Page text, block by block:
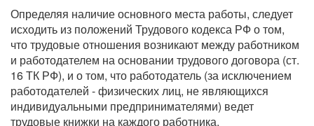
Определяя наличие основного места работы, следует
исходить из положений Трудового кодекса РФ о том,
что трудовые отношения возникают между работником
и работодателем на основании трудового договора (ст.
16 ТК РФ), и о том, что работодатель (за исключением
работодателей - физических лиц, не являющихся
индивидуальными предпринимателями) ведет
трудовые книжки на каждого работника,